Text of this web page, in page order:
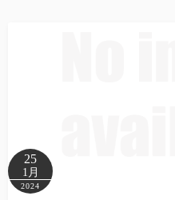
25
1月
2024